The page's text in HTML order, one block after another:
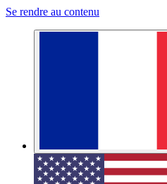
Se rendre au contenu